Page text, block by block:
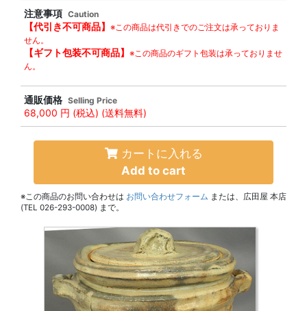
注意事項 Caution
【代引き不可商品】
※この商品は代引きでのご注文は承っておりま
せん。
【ギフト包装不可商品】
※この商品のギフト包装は承っておりませ
ん。
通販価格 Selling Price
68,000 円 (税込) (送料無料)
カートに入れる
Add to cart
※この商品のお問い合わせは お問い合わせフォーム または、広田屋 本店
(TEL 026-293-0008) まで。